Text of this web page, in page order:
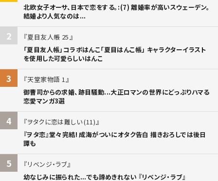
北欧女子オーサ、日本で恋をする。:(7) 離婚率が高いスウェーデン。
結婚より人気なのは...
2
夏目友人帳 25
「夏目友人帳」コラボはんこ「夏目はんこ帳」 キャラクターイラスト
を使用した可愛らしいはんこ
3
天堂家物語 1
御曹司からの求婚、跡目騒動...大正ロマンの世界にどっぷりハマる
恋愛マンガ3選
4
ヲタクに恋は難しい (11)
『ヲタ恋』堂々完結! 成海がついにオタク告白 描きおろしでは後日
譚も
5
リベンジ・ラブ
幼なじみに振られた...でも諦めきれない 『リベンジ・ラブ』